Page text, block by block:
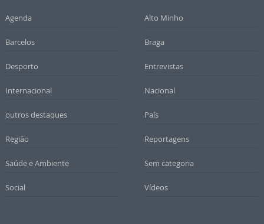
Agenda Alto Minho
Barcelos Braga
Desporto Entrevistas
Internacional Nacional
outros destaques País
Região Reportagens
Saúde e Ambiente Sem categoria
Social Vídeos